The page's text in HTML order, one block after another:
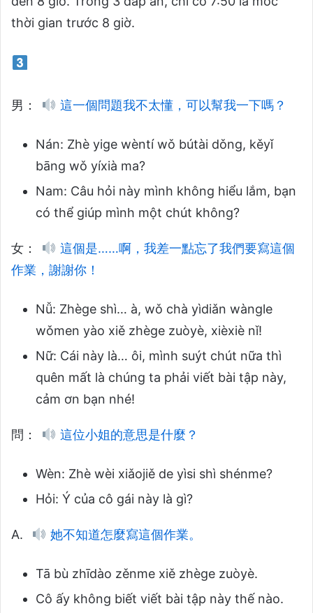
thời gian trước 8 giờ.
男： 這一個問題我不太懂，可以幫我一下嗎？
Nán: Zhè yige wèntí wǒ bútài dǒng, kěyǐ
bāng wǒ yíxià ma?
Nam: Câu hỏi này mình không hiểu lắm, bạn
có thể giúp mình một chút không?
女：
這個是……啊，我差一點忘了我們要寫這個
作業，謝謝你！
Nǚ: Zhège shì… à, wǒ chà yìdiǎn wàngle
wǒmen yào xiě zhège zuòyè, xièxiè nǐ!
Nữ: Cái này là… ôi, mình suýt chút nữa thì
quên mất là chúng ta phải viết bài tập này,
cảm ơn bạn nhé!
問： 這位小姐的意思是什麼？
Wèn: Zhè wèi xiǎojiě de yìsi shì shénme?
Hỏi: Ý của cô gái này là gì?
A. 她不知道怎麼寫這個作業。
Tā bù zhīdào zěnme xiě zhège zuòyè.
Cô ấy không biết viết bài tập này thế nào.